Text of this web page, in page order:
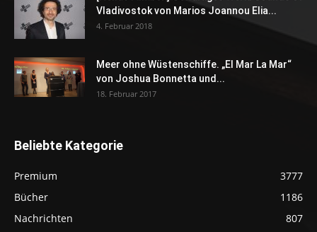
Vladivostok von Marios Joannou Elia...
4. Februar 2018
Meer ohne Wüstenschiffe. „El Mar La Mar“
von Joshua Bonnetta und...
18. Februar 2017
Beliebte Kategorie
Premium
3777
Bücher
1186
Nachrichten
807